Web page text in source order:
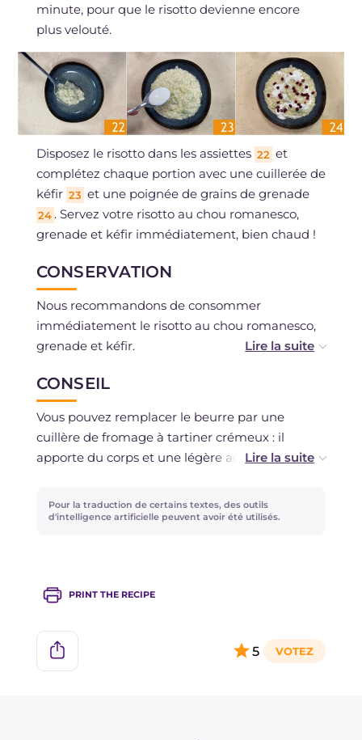
minute, pour que le risotto devienne encore
plus velouté.
Disposez le risotto dans les assiettes 22 et
complétez chaque portion avec une cuillerée de
kéfir 23 et une poignée de grains de grenade
24 . Servez votre risotto au chou romanesco,
grenade et kéfir immédiatement, bien chaud !
CONSERVATION
Nous recommandons de consommer
immédiatement le risotto au chou romanesco,
grenade et kéfir.
Vous pouvez préparer à l'avance la crème de
chou romanesco et la conserver au réfrigérateur
pendant 1-2 jours.
CONSEIL
Vous pouvez remplacer le beurre par une
cuillère de fromage à tartiner crémeux : il
apporte du corps et une légère acidité, en
Pour la traduction de certains textes, des outils
d'intelligence artificielle peuvent avoir été utilisés.
PRINT THE RECIPE
5